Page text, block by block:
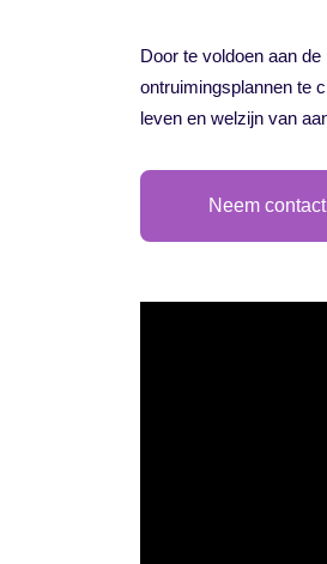
Door te voldoen aan
ontruimingsplannen te
leven en welzijn van
Neem